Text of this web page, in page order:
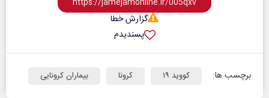
گزارش خطا
پسندیدم
برچسب ها: کووید ۱۹ کرونا بیماران کرونایی